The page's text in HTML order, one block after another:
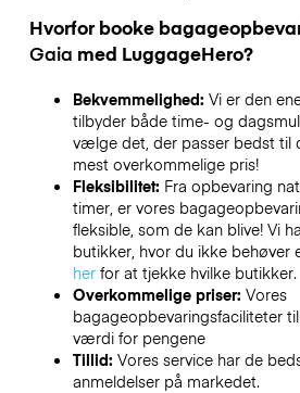
Hvorfor booke
Gaia med LuggageHero?
Bekvemmelighed: Vi er den
tilbyder både time- og
vælge det, der passer bedst til
mest overkommelige pris!
Fleksibilitet: Fra opbevaring
timer, er vores
fleksible, som de kan blive! Vi
butikker, hvor du ikke behøver
herfor at tjekke hvilke butikker.
Overkommelige priser: Vores
bagageopbevaringsfaciliteter
værdi for pengene
Tillid: Vores service har de
anmeldelser på markedet.